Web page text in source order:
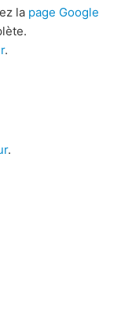
la page Google
.
.